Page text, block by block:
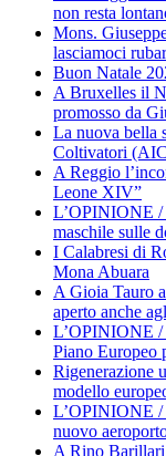
non resta
Mons.
lasciamoci
Buon Natale
A Bruxelles il
promosso da
La nuova bella
Coltivatori
A Reggio
Leone XIV”
L’OPINIONE /
maschile sulle
I Calabresi di
Mona Abuara
A Gioia Tauro
aperto anche
L’OPINIONE /
Piano Europeo
Rigenerazione
modello
L’OPINIONE /
nuovo
A Rino